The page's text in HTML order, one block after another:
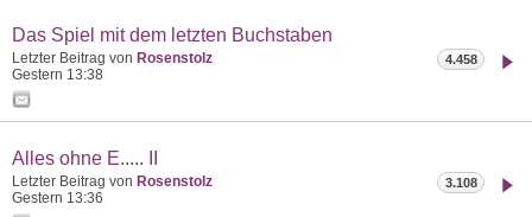
Das Spiel mit dem letzten Buchstaben
Letzter Beitrag von Rosenstolz
Gestern 13:38
4.458
Alles ohne E..... II
Letzter Beitrag von Rosenstolz
Gestern 13:36
3.108